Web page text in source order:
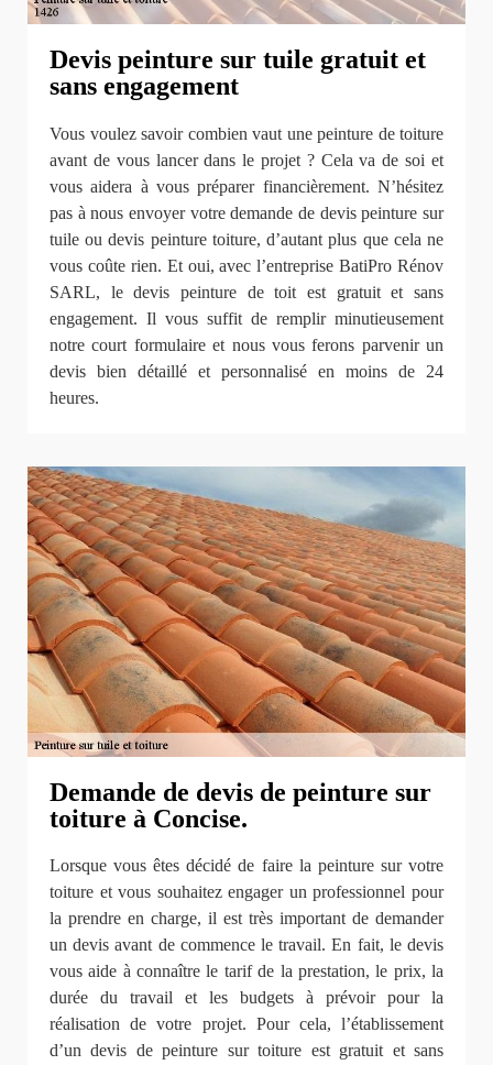
Devis peinture sur tuile gratuit et
sans engagement
Vous voulez savoir combien vaut une peinture de toiture
avant de vous lancer dans le projet ? Cela va de soi et
vous aidera à vous préparer financièrement. N’hésitez
pas à nous envoyer votre demande de devis peinture sur
tuile ou devis peinture toiture, d’autant plus que cela ne
vous coûte rien. Et oui, avec l’entreprise BatiPro Rénov
SARL, le devis peinture de toit est gratuit et sans
engagement. Il vous suffit de remplir minutieusement
notre court formulaire et nous vous ferons parvenir un
devis bien détaillé et personnalisé en moins de 24
heures.
Demande de devis de peinture sur
toiture à Concise.
Lorsque vous êtes décidé de faire la peinture sur votre
toiture et vous souhaitez engager un professionnel pour
la prendre en charge, il est très important de demander
un devis avant de commence le travail. En fait, le devis
vous aide à connaître le tarif de la prestation, le prix, la
durée du travail et les budgets à prévoir pour la
réalisation de votre projet. Pour cela, l’établissement
d’un devis de peinture sur toiture est gratuit et sans